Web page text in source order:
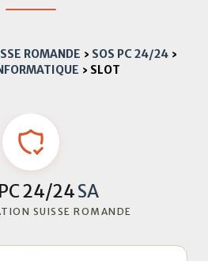
ROMANDE › SOS PC 24/24 ›
› SLOT
24/24SA
SUISSE ROMANDE